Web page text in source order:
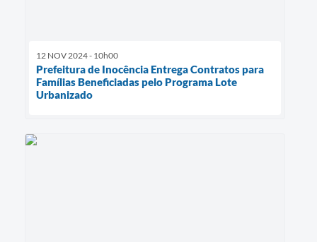
12 NOV 2024 - 10h00
Prefeitura de Inocência Entrega Contratos para
Famílias Beneficiadas pelo Programa Lote
Urbanizado